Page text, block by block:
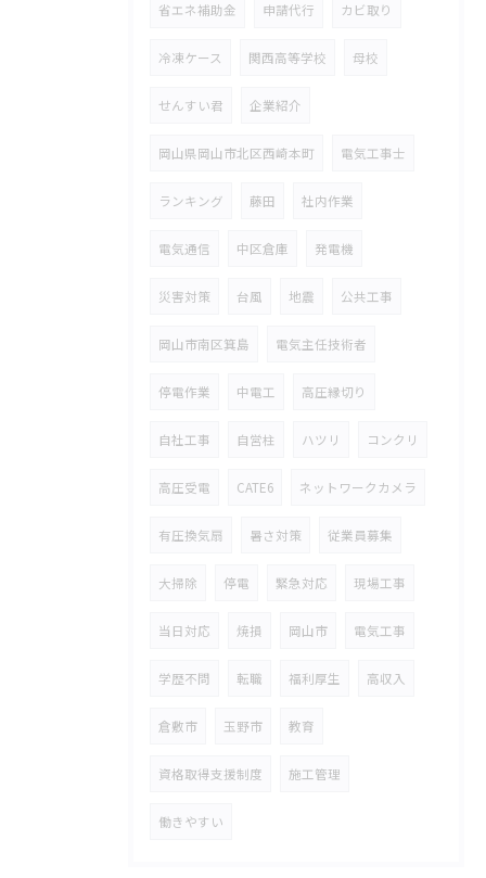
省エネ補助金 申請代行 カビ取り
冷凍ケース 関西高等学校 母校
せんすい君 企業紹介
岡山県岡山市北区西崎本町 電気工事士
ランキング 藤田 社内作業
電気通信 中区倉庫 発電機
災害対策 台風 地震 公共工事
岡山市南区箕島 電気主任技術者
停電作業 中電工 高圧縁切り
自社工事 自営柱 ハツリ コンクリ
高圧受電 CATE6 ネットワークカメラ
有圧換気扇 暑さ対策 従業員募集
大掃除 停電 緊急対応 現場工事
当日対応 焼損 岡山市 電気工事
学歴不問 転職 福利厚生 高収入
倉敷市 玉野市 教育
資格取得支援制度 施工管理
働きやすい